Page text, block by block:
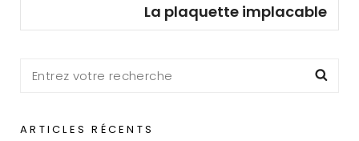
La plaquette implacable
Search
ARTICLES RÉCENTS